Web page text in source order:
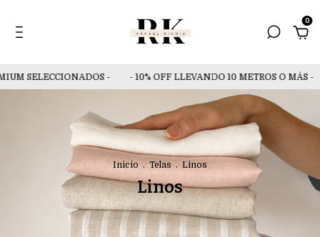
0
SELECCIONADOS - - 10% OFF LLEVANDO 10 METROS O MÁS -
Inicio . Telas . Linos
Linos